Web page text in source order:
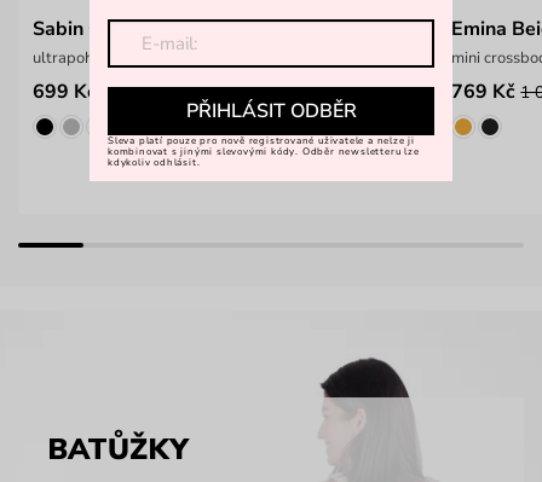
Sabin Creme
ultrapohodlná crossbody kabelka
699 Kč 999 Kč
Emina
mini
769 Kč 1
BATŮŽKY
PŘIHLÁSIT ODBĚR
Sleva platí pouze pro nově registrované uživatele a nelze ji
kombinovat s jinými slevovými kódy. Odběr newsletteru lze
kdykoliv odhlásit.